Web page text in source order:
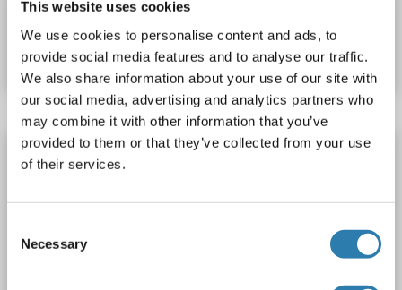
This website uses cookies
We use cookies to personalise content and ads, to
provide social media features and to analyse our traffic.
We also share information about your use of our site with
our social media, advertising and analytics partners who
may combine it with other information that you’ve
provided to them or that they’ve collected from your use
of their services.
Selection
Necessary
Datenblatt Details
KIF15 Antikörper (AA 777-804) (Biotin)
Wirt: Kaninchen
Polyclonal Biotin
Produktnummer ABIN1908192